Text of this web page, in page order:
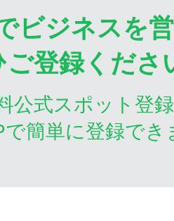
ビジネスを
ご登録くださ
公式スポット登
で簡単に登録でき